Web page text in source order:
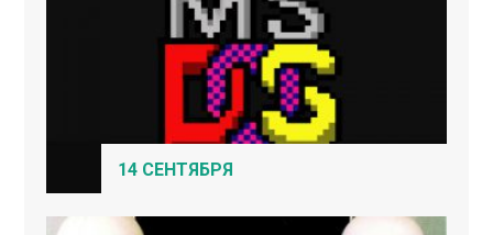
14 СЕНТЯБРЯ